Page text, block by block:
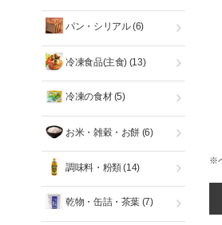
※
パン・シリアル(6)
冷凍食品(主食) (13)
冷凍の食材(5)
お米・雑穀・お餅 (6)
調味料・粉類(14)
乾物・缶詰・茶葉 (7)